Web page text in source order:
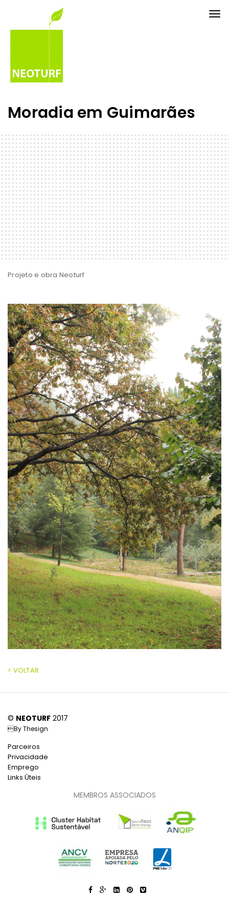
Moradia em Guimarães
Projeto e obra Neoturf
< VOLTAR
© NEOTURF 2017
ByThesign
Parceiros
Privacidade
Emprego
Links Úteis
MEMBROS ASSOCIADOS